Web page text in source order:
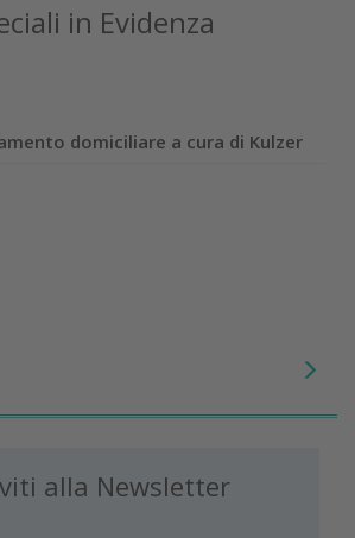
in Evidenza
domiciliare a cura di Kulzer
alla Newsletter